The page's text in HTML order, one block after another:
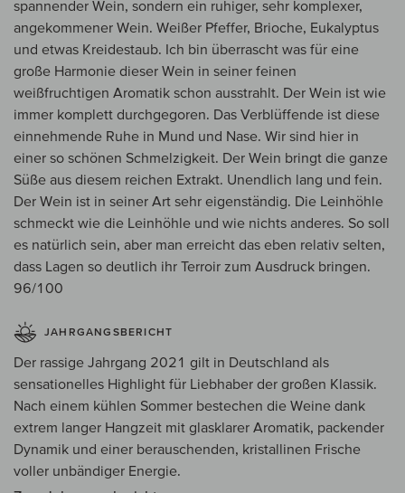
spannender Wein, sondern ein ruhiger, sehr komplexer,
angekommener Wein. Weißer Pfeffer, Brioche, Eukalyptus
und etwas Kreidestaub. Ich bin überrascht was für eine
große Harmonie dieser Wein in seiner feinen
weißfruchtigen Aromatik schon ausstrahlt. Der Wein ist wie
immer komplett durchgegoren. Das Verblüffende ist diese
einnehmende Ruhe in Mund und Nase. Wir sind hier in
einer so schönen Schmelzigkeit. Der Wein bringt die ganze
Süße aus diesem reichen Extrakt. Unendlich lang und fein.
Der Wein ist in seiner Art sehr eigenständig. Die Leinhöhle
schmeckt wie die Leinhöhle und wie nichts anderes. So soll
es natürlich sein, aber man erreicht das eben relativ selten,
dass Lagen so deutlich ihr Terroir zum Ausdruck bringen.
96/100
JAHRGANGSBERICHT
Der rassige Jahrgang 2021 gilt in Deutschland als
sensationelles Highlight für Liebhaber der großen Klassik.
Nach einem kühlen Sommer bestechen die Weine dank
extrem langer Hangzeit mit glasklarer Aromatik, packender
Dynamik und einer berauschenden, kristallinen Frische
voller unbändiger Energie.